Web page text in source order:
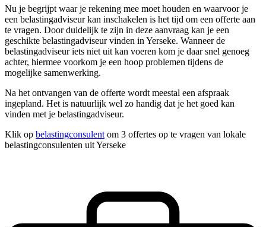
Nu je begrijpt waar je rekening mee moet houden en waarvoor je
een belastingadviseur kan inschakelen is het tijd om een offerte aan
te vragen. Door duidelijk te zijn in deze aanvraag kan je een
geschikte belastingadviseur vinden in Yerseke. Wanneer de
belastingadviseur iets niet uit kan voeren kom je daar snel genoeg
achter, hiermee voorkom je een hoop problemen tijdens de
mogelijke samenwerking.
Na het ontvangen van de offerte wordt meestal een afspraak
ingepland. Het is natuurlijk wel zo handig dat je het goed kan
vinden met je belastingadviseur.
Klik op belastingconsulent om 3 offertes op te vragen van lokale
belastingconsulenten uit Yerseke